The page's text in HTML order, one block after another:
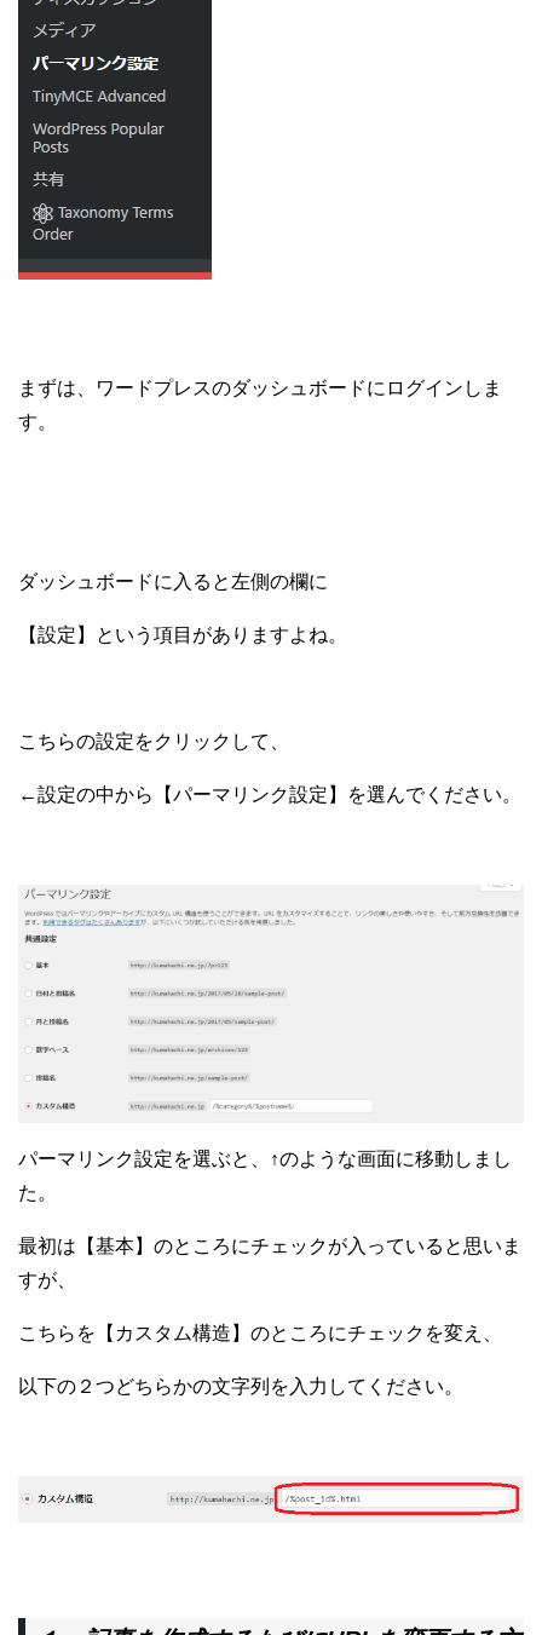
まずは、ワードプレスのダッシュボードにログインしま
す。
ダッシュボードに入ると左側の欄に
【設定】という項目がありますよね。
こちらの設定をクリックして、
←設定の中から【パーマリンク設定】を選んでください。
パーマリンク設定を選ぶと、↑のような画面に移動しまし
た。
最初は【基本】のところにチェックが入っていると思いま
すが、
こちらを【カスタム構造】のところにチェックを変え、
以下の２つどちらかの文字列を入力してください。